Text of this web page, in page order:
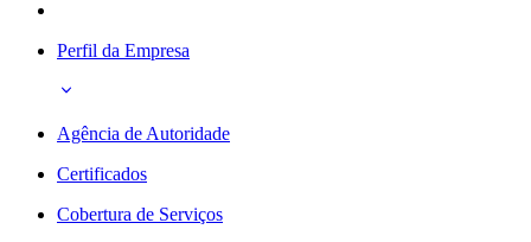
Perfil da Empresa
Agência de Autoridade
Certificados
Cobertura de Serviços